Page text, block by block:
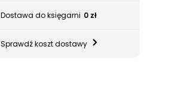
Dostawa do księgarni 0 zł
Sprawdź koszt dostawy